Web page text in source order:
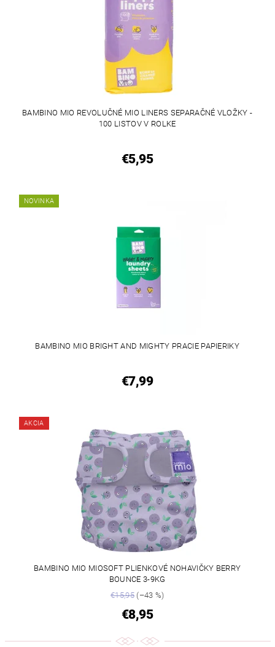
BAMBINO MIO REVOLUČNÉ MIO LINERS SEPARAČNÉ VLOŽKY -
100 LISTOV V ROLKE
€5,95
NOVINKA
BAMBINO MIO BRIGHT AND MIGHTY PRACIE PAPIERIKY
€7,99
AKCIA
BAMBINO MIO MIOSOFT PLIENKOVÉ NOHAVIČKY BERRY
BOUNCE 3-9KG
€15,95(–43 %)
€8,95